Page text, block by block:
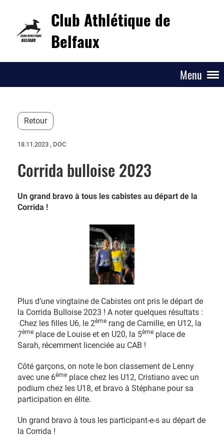
Club Athlétique de
Belfaux
Menu
Retour
18.11.2023 , DOC
Corrida bulloise 2023
Un grand bravo à tous les cabistes au départ de la
Corrida !
Plus d’une vingtaine de Cabistes ont pris le départ de
la Corrida Bulloise 2023 ! A noter quelques résultats :
Chez les filles U6, le 2ème rang de Camille, en U12, la
7ème place de Louise et en U20, la 5ème place de
Sarah, récemment licenciée au CAB !
Côté garçons, on note le bon classement de Lenny
avec une 6ème place chez les U12, Cristiano avec un
podium chez les U18, et bravo à Stéphane pour sa
participation en élite.
Un grand bravo à tous les participant-e-s au départ de
la Corrida !